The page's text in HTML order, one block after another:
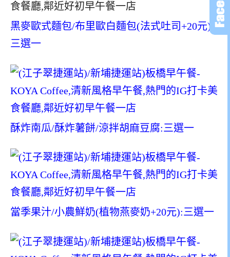
黑麥歐式麵包/布里歐白麵包(法式吐司+20元):
三選一
酥炸南瓜/酥炸薯餅/涼拌胡麻豆腐:三選一
當季果汁/小農鮮奶(植物燕麥奶+20元):三選一